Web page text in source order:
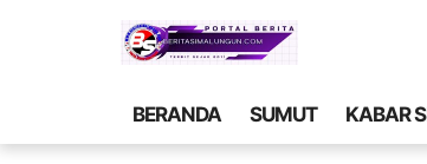
BERANDA SUMUT KABAR